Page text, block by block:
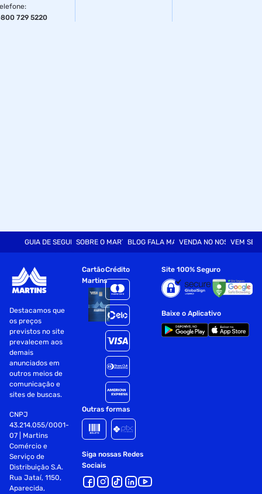
:
729 5220
GUIA DE SEGURANÇASOBRE O MARTINSBLOG FALA MARTVENDA NO NOSSO SITE
VEM SER
Destacamos que
os preços
previstos no site
prevalecem aos
demais
anunciados em
outros meios de
comunicação e
sites de buscas.
CNPJ
43.214.055/0001-
07 | Martins
Comércio e
Serviço de
Distribuição S.A.
Rua Jataí, 1150,
Aparecida,
Cartão
Martins
Crédito
Outras formas
Siga nossas Redes
Sociais
Site 100% Seguro
Baixe o Aplicativo